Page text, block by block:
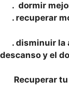
. dormir
. recuperar
. disminuir la
descanso y el
Recuperar tu